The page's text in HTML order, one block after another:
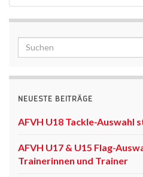
NEUESTE BEITRÄGE
AFVH U18 Tackle-Auswahl
AFVH U17 & U15 Flag-
Trainerinnen und Trainer